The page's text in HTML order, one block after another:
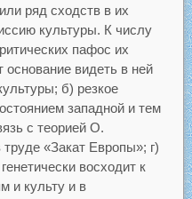
ряд сходств в их
культуры. К числу
пафос их
видеть в ней
б) резкое
западной и тем
с теорией О.
«Закат Европы»; г)
восходит к
и культу и в